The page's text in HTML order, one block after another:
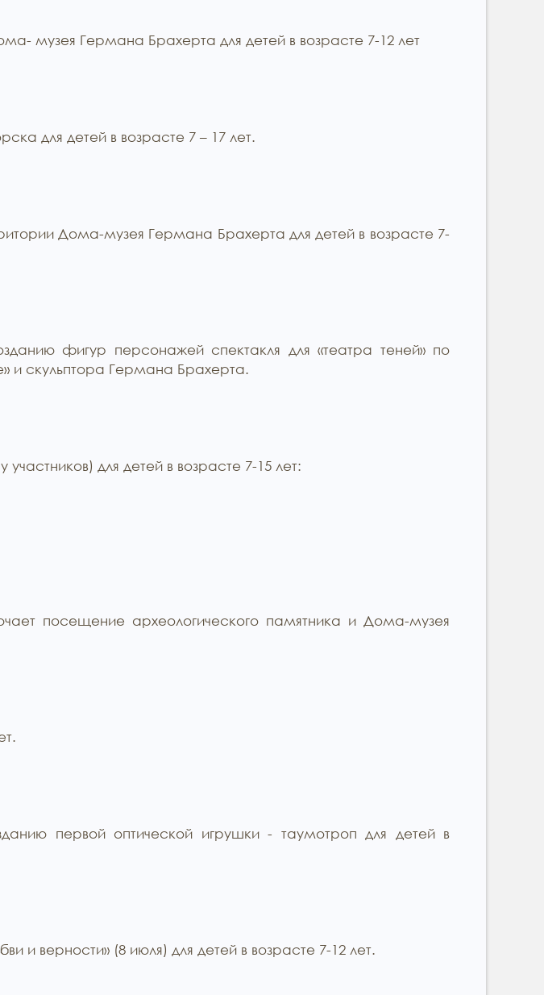
музея Германа Брахерта для детей в возрасте 7-12 лет
для детей в возрасте 7 – 17 лет.
Дома-музея Германа Брахерта для детей в возрасте 7-
фигур персонажей спектакля для «театра теней» по
и скульптора Германа Брахерта.
для детей в возрасте 7-15 лет:
посещение археологического памятника и Дома-музея
первой оптической игрушки - таумотроп для детей в
и верности» (8 июля) для детей в возрасте 7-12 лет.